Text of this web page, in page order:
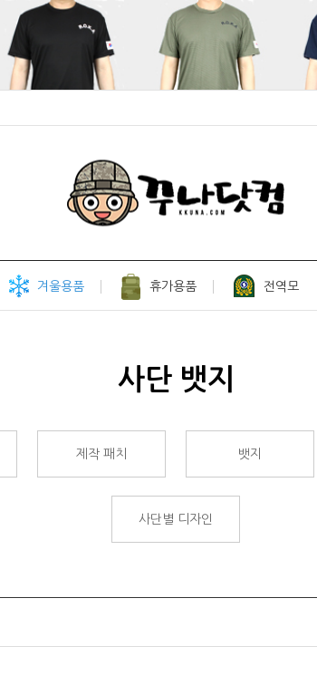
겨울용품 휴가용품 전역모
사단 뱃지
제작 패치 뱃지
사단별 디자인